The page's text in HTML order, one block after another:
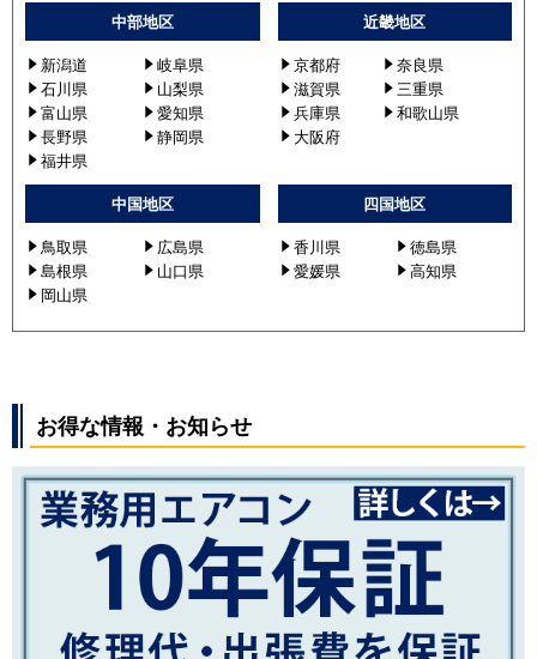
中部地区
新潟道
岐阜県
石川県
山梨県
富山県
愛知県
長野県
静岡県
福井県
近畿地区
京都府
奈良県
滋賀県
三重県
兵庫県
和歌山県
大阪府
中国地区
鳥取県
広島県
島根県
山口県
岡山県
四国地区
香川県
徳島県
愛媛県
高知県
お得な情報・お知らせ